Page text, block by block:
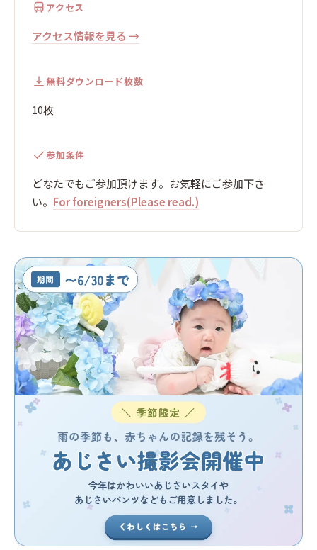
アクセス
アクセス情報を見る →
無料ダウンロード枚数
10枚
参加条件
どなたでもご参加頂けます。お気軽にご参加下さ
い。 For foreigners(Please read.)